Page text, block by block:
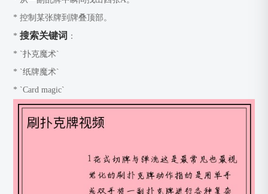
* 控制某张牌到牌叠顶部。
*搜索关键词 ：
* `扑克魔术`
* `纸牌魔术`
* `Card magic`